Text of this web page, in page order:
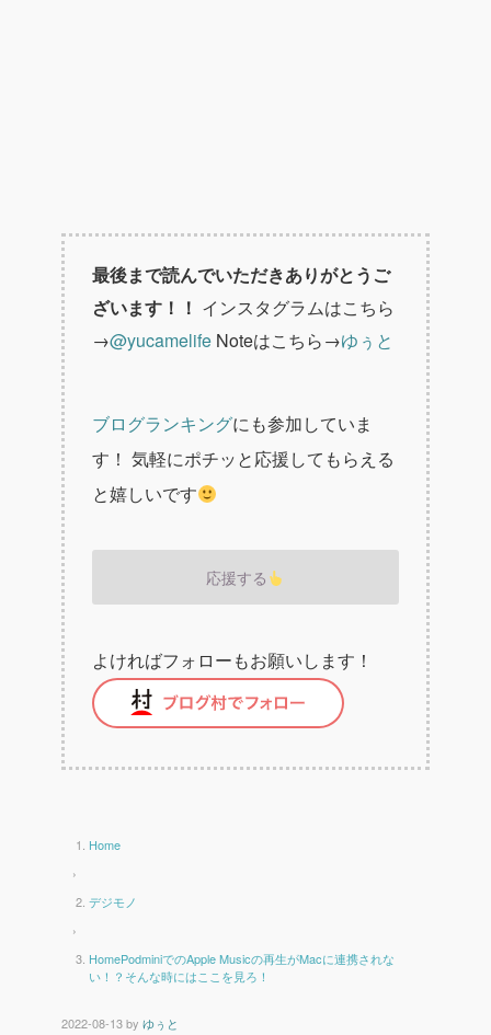
最後まで読んでいただきありがとうご
ざいます！！ インスタグラムはこちら
→@yucamelife Noteはこちら→ゆぅと
ブログランキングにも参加していま
す！ 気軽にポチッと応援してもらえる
と嬉しいです
応援する
よければフォローもお願いします！
Home
›
デジモノ
›
HomePodminiでのApple Musicの再生がMacに連携されな
い！？そんな時にはここを見ろ！
2022-08-13by ゆぅと